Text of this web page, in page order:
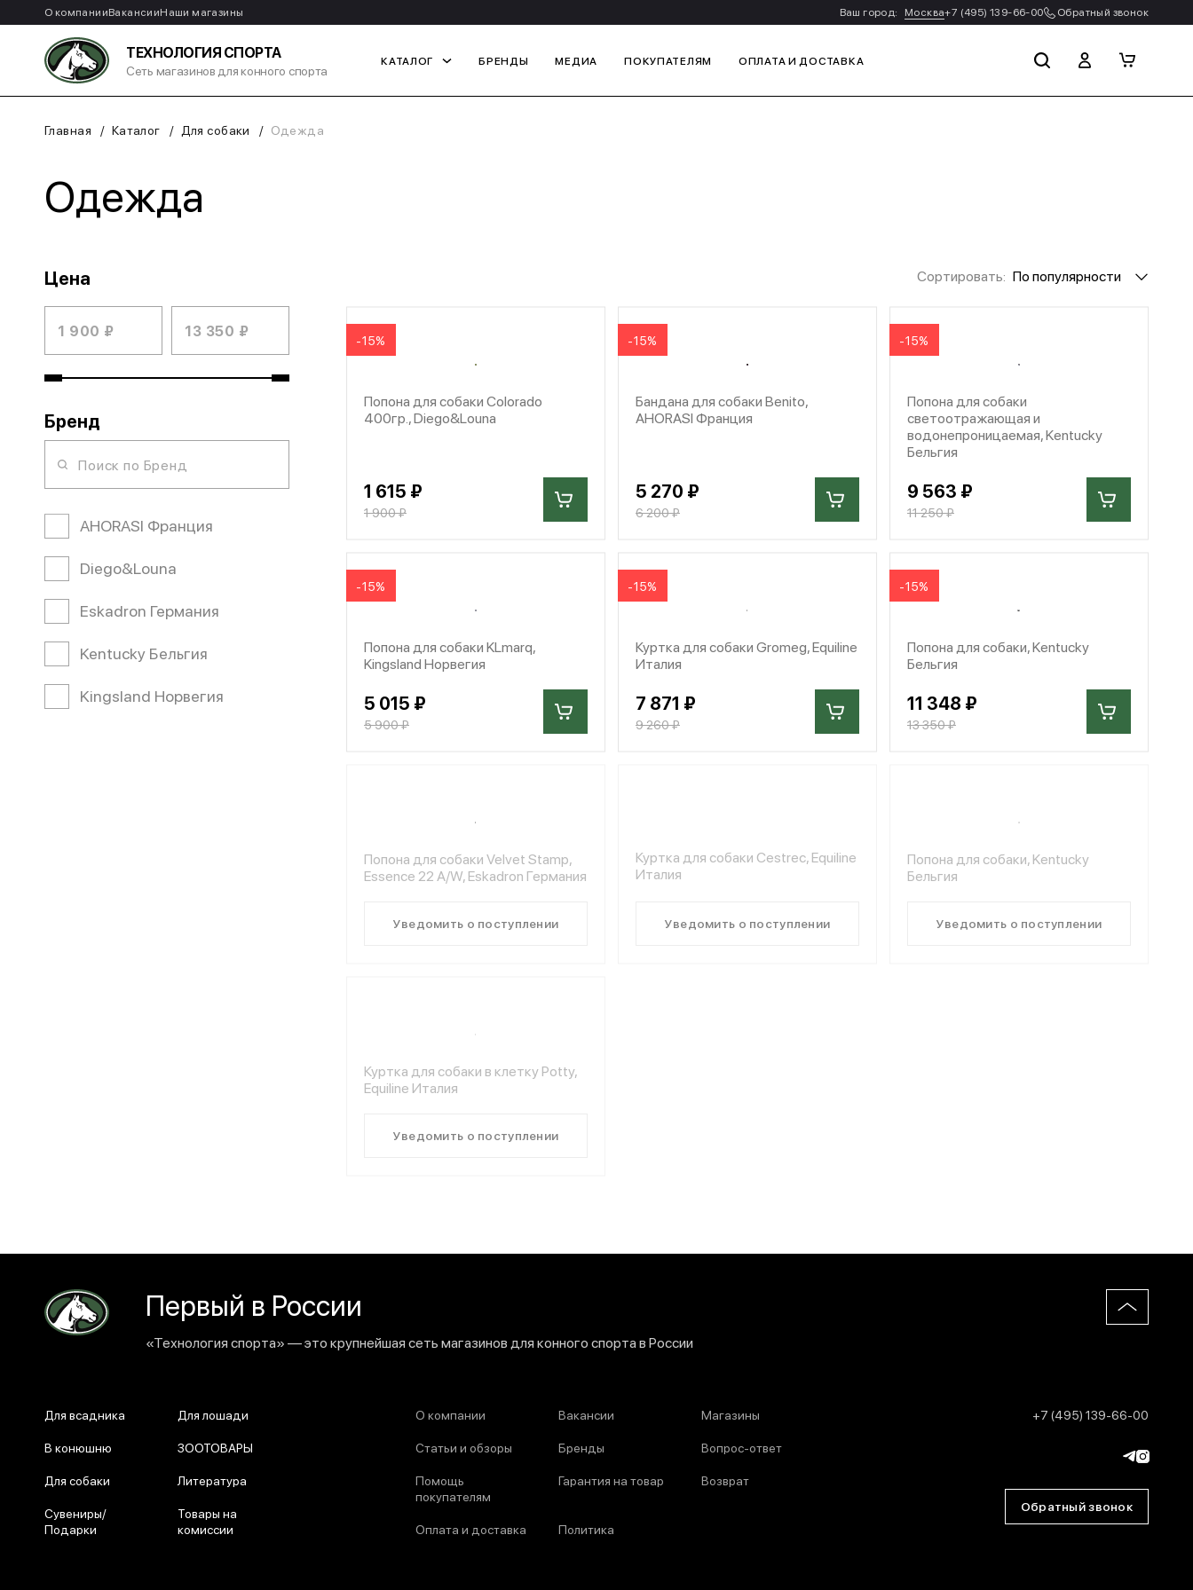
О компанииВакансииНаши магазины Ваш город: Москва+7 (495) 139-66-00 Обратный звонок
ТЕХНОЛОГИЯ СПОРТА
Сеть магазинов для конного спорта
КАТАЛОГ БРЕНДЫ МЕДИА ПОКУПАТЕЛЯМ ОПЛАТА И ДОСТАВКА
Главная Каталог Для собаки Одежда
Одежда
Цена
Бренд
AHORASI Франция
Diego&Louna
Eskadron Германия
Kentucky Бельгия
Kingsland Норвегия
Сортировать: По популярности
-15%
Попона для собаки Colorado
400гр., Diego&Louna
1 615 ₽
1 900 ₽
-15%
Бандана для собаки Benito,
AHORASI Франция
5 270 ₽
6 200 ₽
-15%
Попона для собаки
светоотражающая и
водонепроницаемая, Kentucky
Бельгия
9 563 ₽
11 250 ₽
-15%
Попона для собаки KLmarq,
Kingsland Норвегия
5 015 ₽
5 900 ₽
-15%
Куртка для собаки Gromeg, Equiline
Италия
7 871 ₽
9 260 ₽
-15%
Попона для собаки, Kentucky
Бельгия
11 348 ₽
13 350 ₽
Попона для собаки Velvet Stamp,
Essence 22 A/W, Eskadron Германия
Уведомить о поступлении
Куртка для собаки Cestrec, Equiline
Италия
Уведомить о поступлении
Попона для собаки, Kentucky
Бельгия
Уведомить о поступлении
Куртка для собаки в клетку Potty,
Equiline Италия
Уведомить о поступлении
Первый в России
«Технология спорта» — это крупнейшая сеть магазинов для конного спорта в России
Для всадника Для лошади
В конюшню ЗООТОВАРЫ
Для собаки Литература
Сувениры/
Подарки
Товары на
комиссии
О компании Вакансии Магазины
Статьи и обзоры Бренды Вопрос-ответ
Помощь
покупателям
Гарантия на товар Возврат
Оплата и доставка Политика
+7 (495) 139-66-00
Обратный звонок